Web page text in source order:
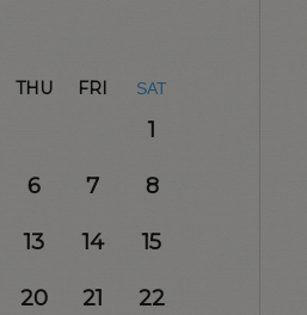
THU FRI SAT
1
6 7 8
13 14 15
20 21 22